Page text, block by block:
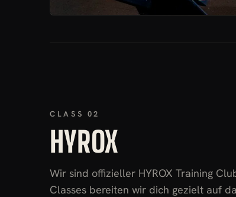
CLASS 02
HYROX
Wir sind offizieller HYROX Training
Classes bereiten wir dich gezielt auf